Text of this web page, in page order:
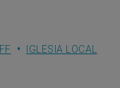
IGLESIA LOCAL